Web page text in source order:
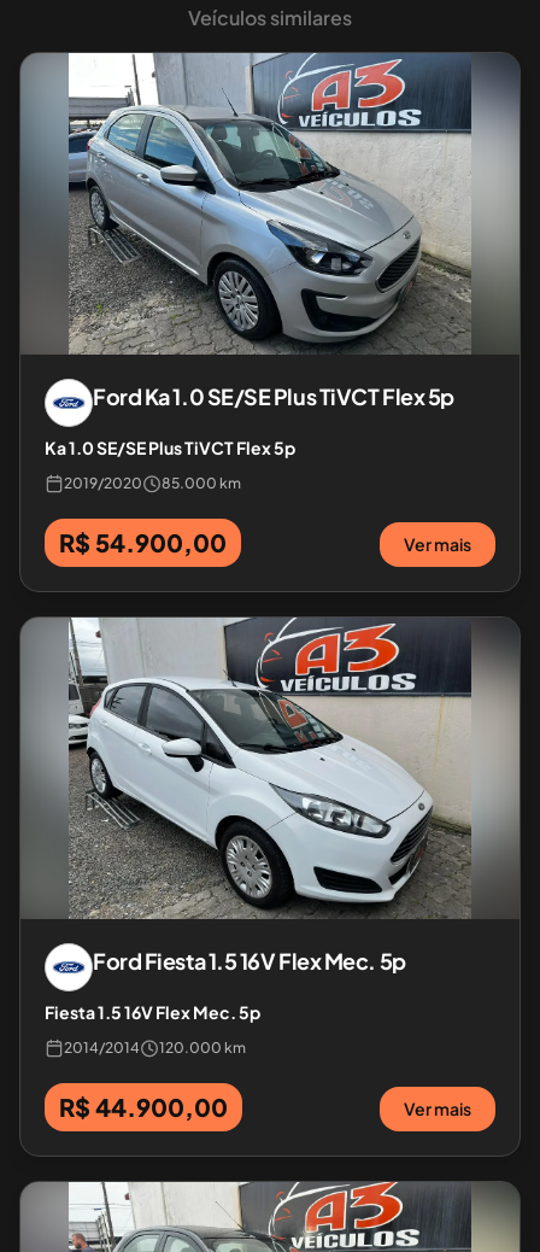
Veículos similares
FordKa 1.0 SE/SE Plus TiVCT Flex 5p
Ka 1.0 SE/SE Plus TiVCT Flex 5p
2019/2020 85.000 km
R$ 54.900,00 Ver mais
FordFiesta 1.5 16V Flex Mec. 5p
Fiesta 1.5 16V Flex Mec. 5p
2014/2014 120.000 km
R$ 44.900,00 Ver mais